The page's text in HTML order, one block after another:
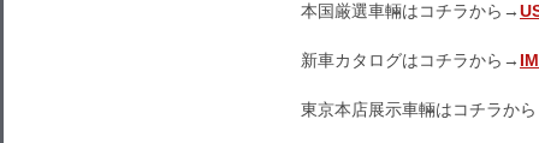
本国厳選車輛はコチラから→
新車カタログはコチラから→
東京本店展示車輛はコチラか